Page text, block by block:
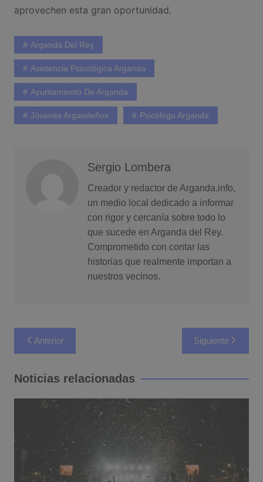
aprovechen esta gran oportunidad.
Arganda Del Rey
Asistencia Psicológica Arganda
Ayuntamiento De Arganda
Jóvenes Argandeños Psicólogo Arganda
Sergio Lombera
Creador y redactor de Arganda.info,
un medio local dedicado a informar
con rigor y cercanía sobre todo lo
que sucede en Arganda del Rey.
Comprometido con contar las
historias que realmente importan a
nuestros vecinos.
Navegación
de
entradas
Anterior Siguiente
Noticias relacionadas